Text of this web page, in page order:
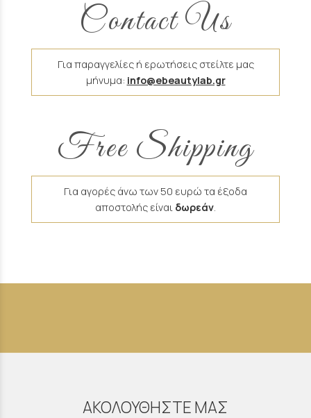
Contact Us
Για παραγγελίες ή ερωτήσεις στείλτε μας
μήνυμα: info@ebeautylab.gr
Free Shipping
Για αγορές άνω των 50 ευρώ τα έξοδα
αποστολής είναι δωρεάν
ΑΚΟΛΟΥΘΗΣΤΕ ΜΑΣ